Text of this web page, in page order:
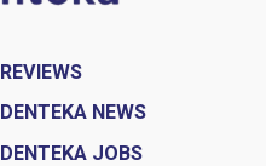
REVIEWS
DENTEKA NEWS
DENTEKA JOBS